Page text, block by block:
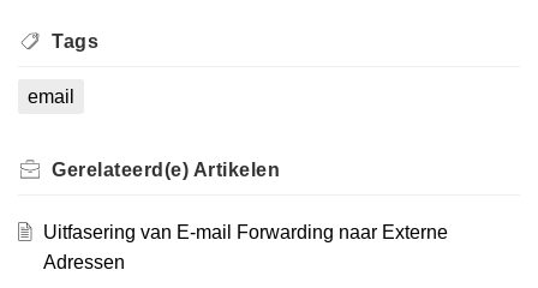
Tags
email
Gerelateerd(e) Artikelen
Uitfasering van E-mail Forwarding naar Externe
Adressen